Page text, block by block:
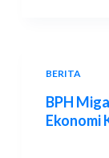
BERITA
BPH
Ekonomi